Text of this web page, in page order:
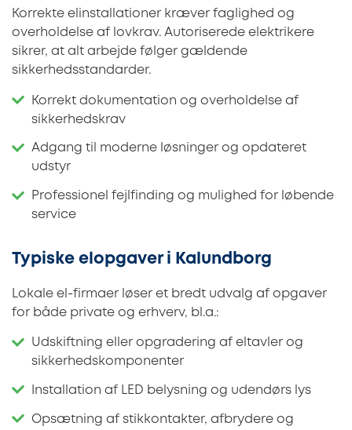
Korrekte elinstallationer kræver faglighed og
overholdelse af lovkrav. Autoriserede elektrikere
sikrer, at alt arbejde følger gældende
sikkerhedsstandarder.
Korrekt dokumentation og overholdelse af
sikkerhedskrav
Adgang til moderne løsninger og opdateret
udstyr
Professionel fejlfinding og mulighed for løbende
service
Typiske elopgaver i Kalundborg
Lokale el-firmaer løser et bredt udvalg af opgaver
for både private og erhverv, bl.a.:
Udskiftning eller opgradering af eltavler og
sikkerhedskomponenter
Installation af LED belysning og udendørs lys
Opsætning af stikkontakter, afbrydere og